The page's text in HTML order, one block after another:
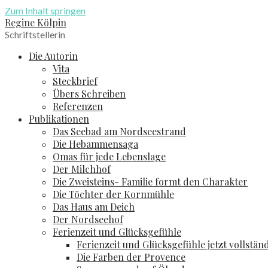
Zum Inhalt springen
Regine Kölpin
Schriftstellerin
Die Autorin
Vita
Steckbrief
Übers Schreiben
Referenzen
Publikationen
Das Seebad am Nordseestrand
Die Hebammensaga
Omas für jede Lebenslage
Der Milchhof
Die Zweisteins- Familie formt den Charakter
Die Töchter der Kornmühle
Das Haus am Deich
Der Nordseehof
Ferienzeit und Glücksgefühle
Ferienzeit und Glücksgefühle jetzt
Die Farben der Provence